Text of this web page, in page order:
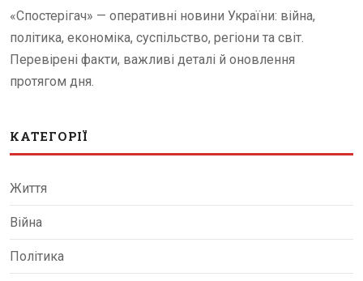
«Спостерігач» — оперативні новини України: війна,
політика, економіка, суспільство, регіони та світ.
Перевірені факти, важливі деталі й оновлення
протягом дня.
КАТЕГОРІЇ
Життя
Війна
Політика